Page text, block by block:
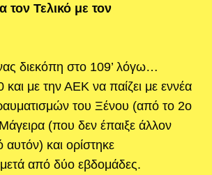
τον Τελικό με τον
διεκόπη στο 109’ λόγω…
με την ΑΕΚ να παίζει με εννέα
του Ξένου (από το 2ο
(που δεν έπαιξε άλλον
και ορίστηκε
από δύο εβδομάδες.